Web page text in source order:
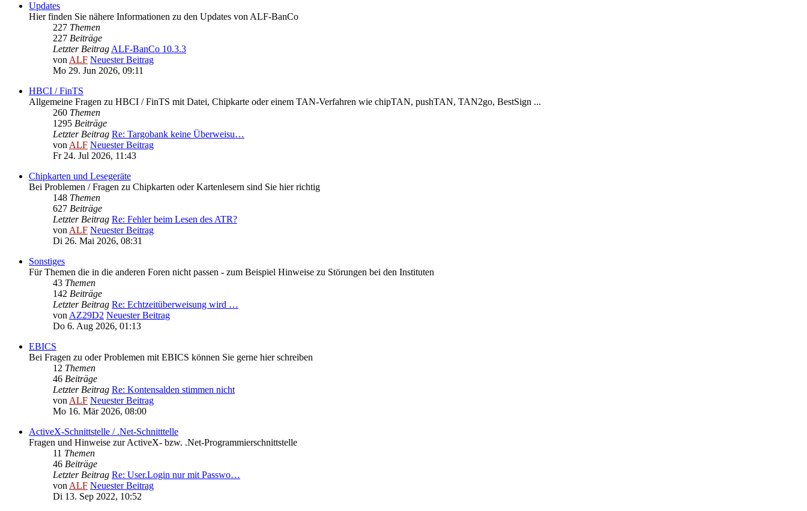
Updates
Hier finden Sie nähere Informationen zu den Updates von ALF-BanCo
227 Themen
227 Beiträge
Letzter BeitragALF-BanCo 10.3.3
vonALF Neuester Beitrag
Mo 29. Jun 2026, 09:11
HBCI / FinTS
Allgemeine Fragen zu HBCI / FinTS mit Datei, Chipkarte oder einem TAN-Verfahren wie chipTAN, pushTAN, TAN2go, BestSign ...
260 Themen
1295 Beiträge
Letzter Beitrag Re: Targobank keine Überweisu…
vonALF Neuester Beitrag
Fr 24. Jul 2026, 11:43
Chipkarten und Lesegeräte
Bei Problemen / Fragen zu Chipkarten oder Kartenlesern sind Sie hier richtig
148 Themen
627 Beiträge
Letzter Beitrag Re: Fehler beim Lesen des ATR?
vonALF Neuester Beitrag
Di 26. Mai 2026, 08:31
Sonstiges
Für Themen die in die anderen Foren nicht passen - zum Beispiel Hinweise zu Störungen bei den Instituten
43 Themen
142 Beiträge
Letzter Beitrag Re: Echtzeitüberweisung wird …
vonAZ29D2 Neuester Beitrag
Do 6. Aug 2026, 01:13
EBICS
Bei Fragen zu oder Problemen mit EBICS können Sie gerne hier schreiben
12 Themen
46 Beiträge
Letzter Beitrag Re: Kontensalden stimmen nicht
vonALF Neuester Beitrag
Mo 16. Mär 2026, 08:00
ActiveX-Schnittstelle / .Net-Schnitttelle
Fragen und Hinweise zur ActiveX- bzw. .Net-Programmierschnittstelle
11 Themen
46 Beiträge
Letzter Beitrag Re: User.Login nur mit Passwo…
vonALF Neuester Beitrag
Di 13. Sep 2022, 10:52